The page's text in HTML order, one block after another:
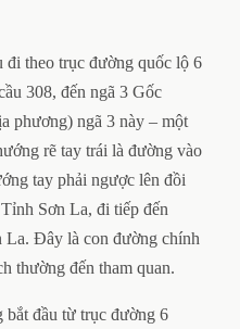
theo trục đường quốc lộ 6
308, đến ngã 3 Gốc
phương) ngã 3 này – một
rẽ tay trái là đường vào
tay phải ngược lên đồi
Sơn La, đi tiếp đến
La. Đây là con đường chính
thường đến tham quan.
đầu từ trục đường 6